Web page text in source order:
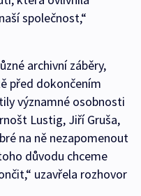
společnost,“
archivní záběry,
před dokončením
významné osobnosti
Lustig, Jiří Gruša,
na ně nezapomenout
důvodu chceme
uzavřela rozhovor